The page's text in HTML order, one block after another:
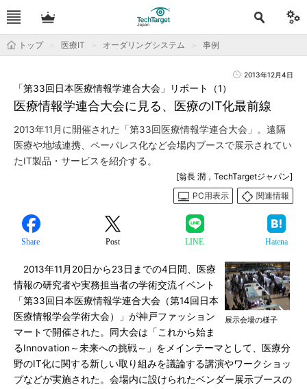
トップ 医療IT オーダリングシステム 事例
2013年12月4日
医療情報学連合大会に見る、医療のIT化最前線
「第33回日本医療情報学連合大会」リポート（1）
2013年11月に開催された「第33回医療情報学連合大会」。遠隔
医療や地域連携、ペーパレス化など会場内ブースで展示されてい
たIT製品・サービスを紹介する。
[翁長 潤，TechTargetジャパン]
PC用表示
関連情報
Share Post LINE Hatena
展示会場の様子
2013年11月20日から23日までの4日間、医療
情報の研究者や実務担当者の学術交流イベント
「第33回日本医療情報学連合大会（第14回日本
医療情報学会学術大会）」が神戸ファッション
マートで開催された。同大会は「これから始ま
るInnovation～未来への挑戦～」をメインテーマとして、医療分
野のIT化に関する新しい取り組みを議論する講演やワークショッ
プなどが実施された。会場内に設けられたベンダー展示ブースの